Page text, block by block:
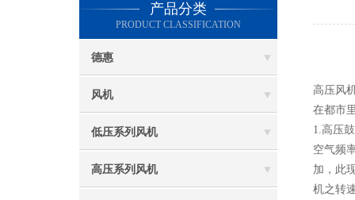
产品分类
PRODUCT CLASSIFICATION
德惠
风机
低压系列风机
高压系列风机
高压风
在都市
1.高压
空气频
加，此
机之转